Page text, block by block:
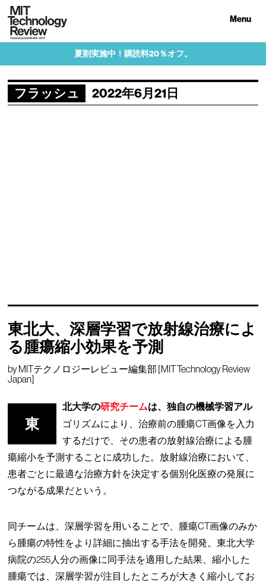
Menu
夏割実施中！購読料20％オフ。
フラッシュ 2022年6月21日
東北大、深層学習で放射線治療によ
る腫瘍縮小効果を予測
byMITテクノロジーレビュー編集部 [MIT Technology Review
Japan]
東
北大学の研究チームは、独自の機械学習アル
ゴリズムにより、治療前の腫瘍CT画像を入力
するだけで、その患者の放射線治療による腫
瘍縮小を予測することに成功した。放射線治療において、
患者ごとに最適な治療方針を決定する個別化医療の発展に
つながる成果だという。
同チームは、深層学習を用いることで、腫瘍CT画像のみか
ら腫瘍の特性をより詳細に抽出する手法を開発。東北大学
病院の255人分の画像に同手法を適用した結果、縮小した
腫瘍では、深層学習が注目したところが大きく縮小してお